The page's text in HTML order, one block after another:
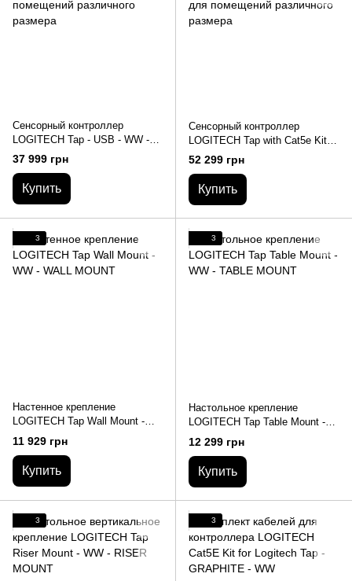
Сенсорный контроллер
LOGITECH Tap - USB - WW -
TOUCH SCREEN для
помещений различного
размера
37 999 грн
Купить
Сенсорный контроллер
LOGITECH Tap with Cat5e Kit -
USB- WW - WITH RAICHU для
помещений различного
размера
52 299 грн
Купить
3
Настенное крепление
LOGITECH Tap Wall Mount -
WW - WALL MOUNT
11 929 грн
Купить
3
Настольное крепление
LOGITECH Tap Table Mount -
WW - TABLE MOUNT
12 299 грн
Купить
3 3